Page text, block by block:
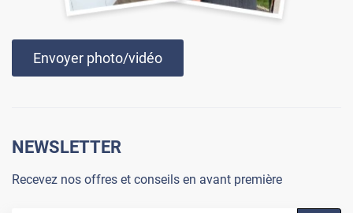
Envoyer photo/vidéo
NEWSLETTER
Recevez nos offres et conseils en avant première